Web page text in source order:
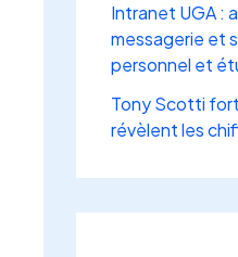
Intranet UGA :
messagerie et
personnel et
Tony Scotti
révèlent les